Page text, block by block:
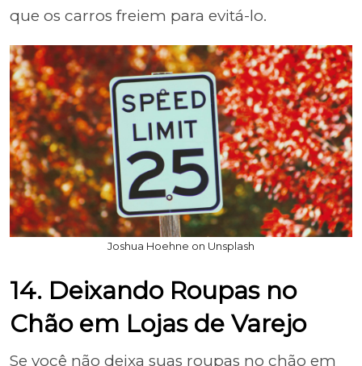
que os carros freiem para evitá-lo.
Joshua Hoehne on Unsplash
14. Deixando Roupas no
Chão em Lojas de Varejo
Se você não deixa suas roupas no chão em